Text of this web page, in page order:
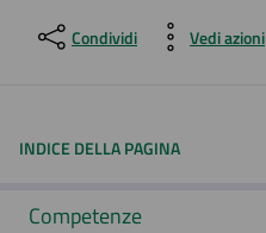
Condividi Vedi azioni
INDICE DELLA PAGINA
Competenze